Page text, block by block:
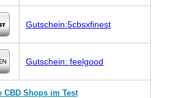
Gutschein:5cbsxfinest
Gutschein: feelgood
CBD Shops im Test